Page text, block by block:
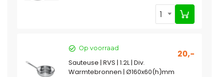
1
Op voorraad
20,-
Sauteuse | RVS | 1.2L | Div.
Warmtebronnen | Ø160x60(h)mm